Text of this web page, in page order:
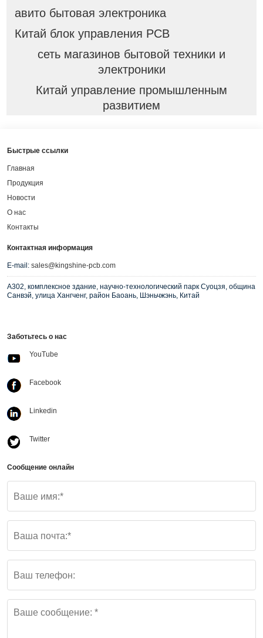
авито бытовая электроника
Китай блок управления PCB
сеть магазинов бытовой техники и
электроники
Китай управление промышленным
развитием
Быстрые ссылки
Главная
Продукция
Новости
О нас
Контакты
Контактная информация
E-mail: sales@kingshine-pcb.com
A302, комплексное здание, научно-технологический парк Суоцзя, община
Санвэй, улица Хангченг, район Баоань, Шэньчжэнь, Китай
Заботьтесь о нас
YouTube
Facebook
Linkedin
Twitter
Сообщение онлайн